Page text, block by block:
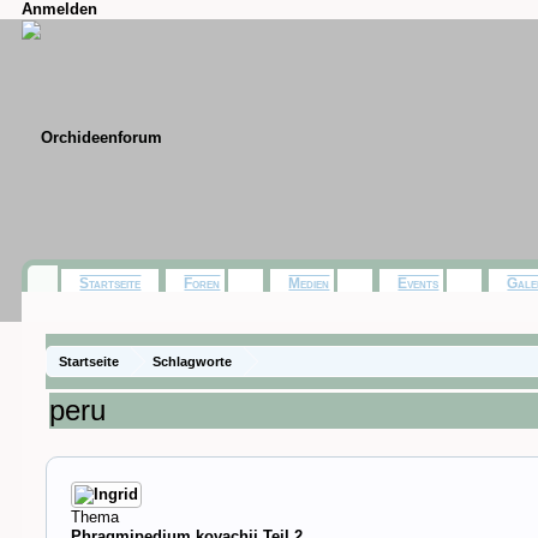
Anmelden
Startseite Schlagworte
peru
Thema
Startseite Foren Medien Events